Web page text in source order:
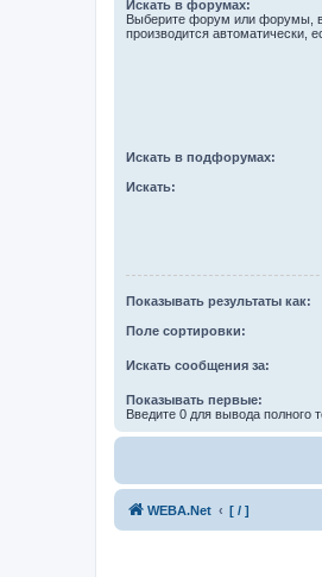
Искать в форумах:
Выберите форум или форумы, в
производится автоматически,
Искать в подфорумах:
Искать:
Показывать результаты как:
Поле сортировки:
Искать сообщения за:
Показывать первые:
Введите 0 для вывода полного
WEBA.Net [ / ]